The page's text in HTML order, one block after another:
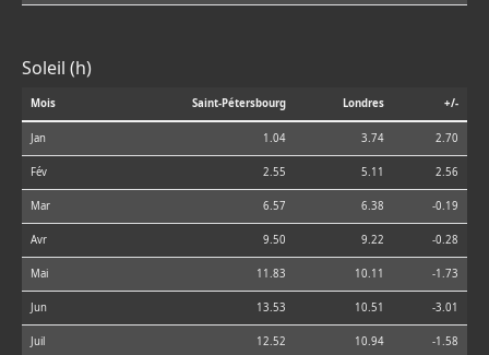
Soleil (h)
Mois Saint-Pétersbourg Londres +/-
Jan 1.04 3.74 2.70
Fév 2.55 5.11 2.56
Mar 6.57 6.38 -0.19
Avr 9.50 9.22 -0.28
Mai 11.83 10.11 -1.73
Jun 13.53 10.51 -3.01
Juil 12.52 10.94 -1.58